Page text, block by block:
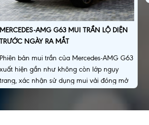
MERCEDES-AMG G63 MUI TRẦN LỘ DIỆN
TRƯỚC NGÀY RA MẮT
Phiên bản mui trần của Mercedes-AMG G63
xuất hiện gần như không còn lớp ngụy
trang, xác nhận sử dụng mui vải đóng mở